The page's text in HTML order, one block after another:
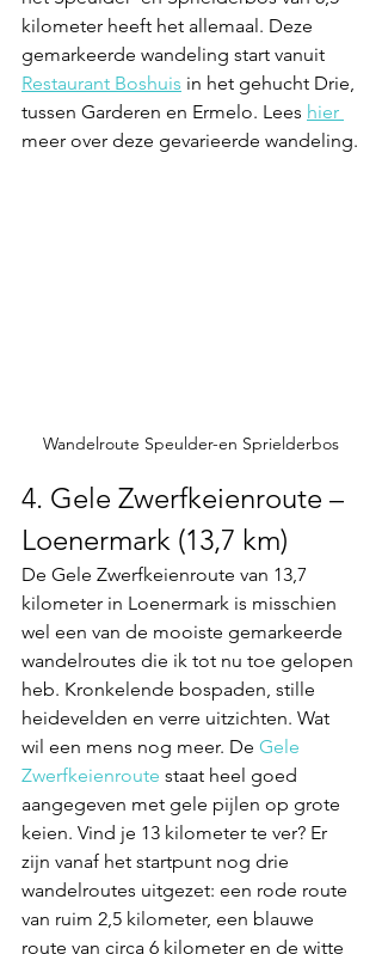
kilometer heeft het allemaal. Deze
gemarkeerde wandeling start vanuit
Restaurant Boshuis in het gehucht Drie,
tussen Garderen en Ermelo. Lees hier
meer over deze gevarieerde wandeling.
Wandelroute Speulder-en Sprielderbos
4. Gele Zwerfkeienroute –
Loenermark (13,7 km)
De Gele Zwerfkeienroute van 13,7
kilometer in Loenermark is misschien
wel een van de mooiste gemarkeerde
wandelroutes die ik tot nu toe gelopen
heb. Kronkelende bospaden, stille
heidevelden en verre uitzichten. Wat
wil een mens nog meer. De Gele
Zwerfkeienroute staat heel goed
aangegeven met gele pijlen op grote
keien. Vind je 13 kilometer te ver? Er
zijn vanaf het startpunt nog drie
wandelroutes uitgezet: een rode route
van ruim 2,5 kilometer, een blauwe
route van circa 6 kilometer en de witte